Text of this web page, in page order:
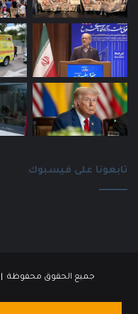
تابعونا على فيسبوك
جميع الحقوق محفوظة |